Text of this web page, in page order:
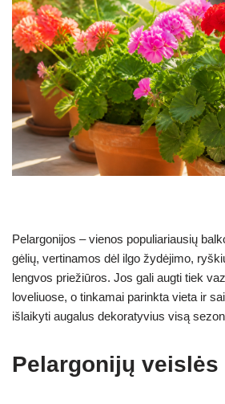
Pelargonijos – vienos populiariausių
gėlių, vertinamos dėl ilgo žydėjimo,
lengvos priežiūros. Jos gali augti tiek
loveliuose, o tinkamai parinkta vieta ir
išlaikyti augalus dekoratyvius visą
Pelargonijų veislės